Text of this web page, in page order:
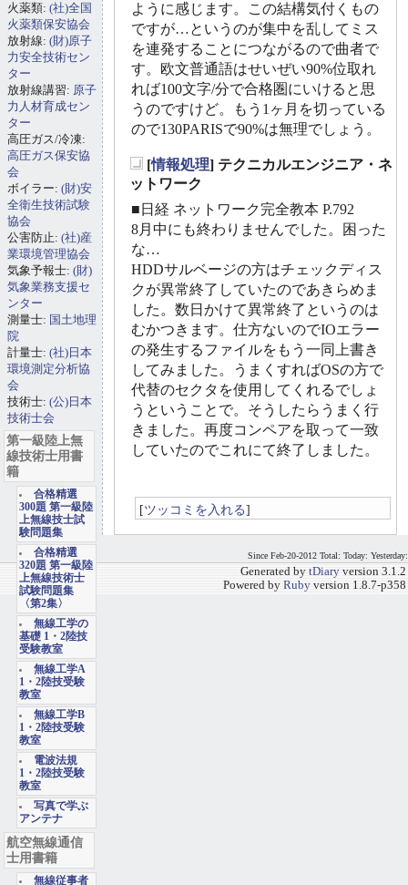
ように感じます。この結構気付くもの
ですが…というのが集中を乱してミス
を連発することにつながるので曲者で
す。欧文普通語はせいぜい90%位取れ
れば100文字/分で合格圏にいけると思
うのですけど。もう1ヶ月を切っている
ので130PARISで90%は無理でしょう。
[情報処理] テクニカルエンジニア・ネ
ットワーク
■日経 ネットワーク完全教本 P.792
8月中にも終わりませんでした。困った
な…
HDDサルベージの方はチェックディス
クが異常終了していたのであきらめま
した。数日かけて異常終了というのは
むかつきます。仕方ないのでIOエラー
の発生するファイルをもう一同上書き
してみました。うまくすればOSの方で
代替のセクタを使用してくれるでしょ
うということで。そうしたらうまく行
きました。再度コンペアを取って一致
していたのでこれにて終了しました。
[ツッコミを入れる]
火薬類: (社)全国
火薬類保安協会
放射線: (財)原子
力安全技術セン
ター
放射線講習: 原子
力人材育成セン
ター
高圧ガス/冷凍:
高圧ガス保安協
会
ボイラー: (財)安
全衛生技術試験
協会
公害防止: (社)産
業環境管理協会
気象予報士: (財)
気象業務支援セ
ンター
測量士: 国土地理
院
計量士: (社)日本
環境測定分析協
会
技術士: (公)日本
技術士会
第一級陸上無
線技術士用書
籍
合格精選
300題 第一級陸
上無線技士試
験問題集
合格精選
320題 第一級陸
上無線技術士
試験問題集
〈第2集〉
無線工学の
基礎 1・2陸技
受験教室
無線工学A
1・2陸技受験
教室
無線工学B
1・2陸技受験
教室
電波法規
1・2陸技受験
教室
写真で学ぶ
アンテナ
航空無線通信
士用書籍
無線従事者
Since Feb-20-2012 Total: Today: Yesterday:
Generated by tDiary version 3.1.2
Powered by Ruby version 1.8.7-p358